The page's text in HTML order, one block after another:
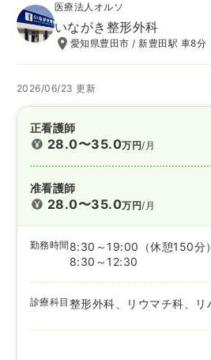
医療法人オルソ
いながき整形外科
愛知県豊田市 / 新豊田駅 車8分
2026/06/23 更新
正看護師
28.0〜35.0万円/月
准看護師
28.0〜35.0万円/月
勤務時間 8:30～19:00
（休憩150分）
8:30～12:30
診療科目 整形外科、リウマチ科、